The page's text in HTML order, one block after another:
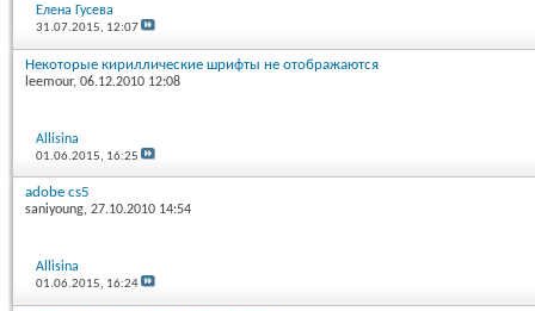
Елена Гусева
31.07.2015, 12:07
Некоторые кириллические шрифты не отображаются
leemour, 06.12.2010 12:08
Allisina
01.06.2015, 16:25
adobe cs5
saniyoung, 27.10.2010 14:54
Allisina
01.06.2015, 16:24